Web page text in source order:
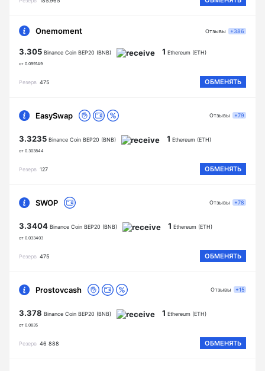
Onemoment
3.305 Binance Coin BEP20 (BNB)
от 0.099149
1 Ethereum (ETH)
Резерв 475 ОБМЕНЯТЬ
Отзывы +386
EasySwap
3.3235 Binance Coin BEP20 (BNB)
от 0.303844
1 Ethereum (ETH)
Резерв 127 ОБМЕНЯТЬ
Отзывы +79
SWOP
3.3404 Binance Coin BEP20 (BNB)
от 0.033403
1 Ethereum (ETH)
Резерв 475 ОБМЕНЯТЬ
Отзывы +78
Prostovcash
3.378 Binance Coin BEP20 (BNB)
от 0.0835
1 Ethereum (ETH)
Резерв 46 888 ОБМЕНЯТЬ
Отзывы +15